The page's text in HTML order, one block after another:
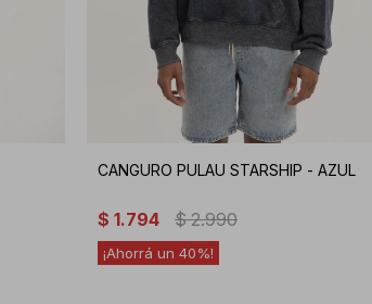
CANGURO PULAU STARSHIP - AZUL
$ 1.794 $ 2.990
40